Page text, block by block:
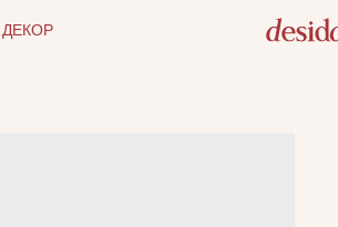
ДЕКОР